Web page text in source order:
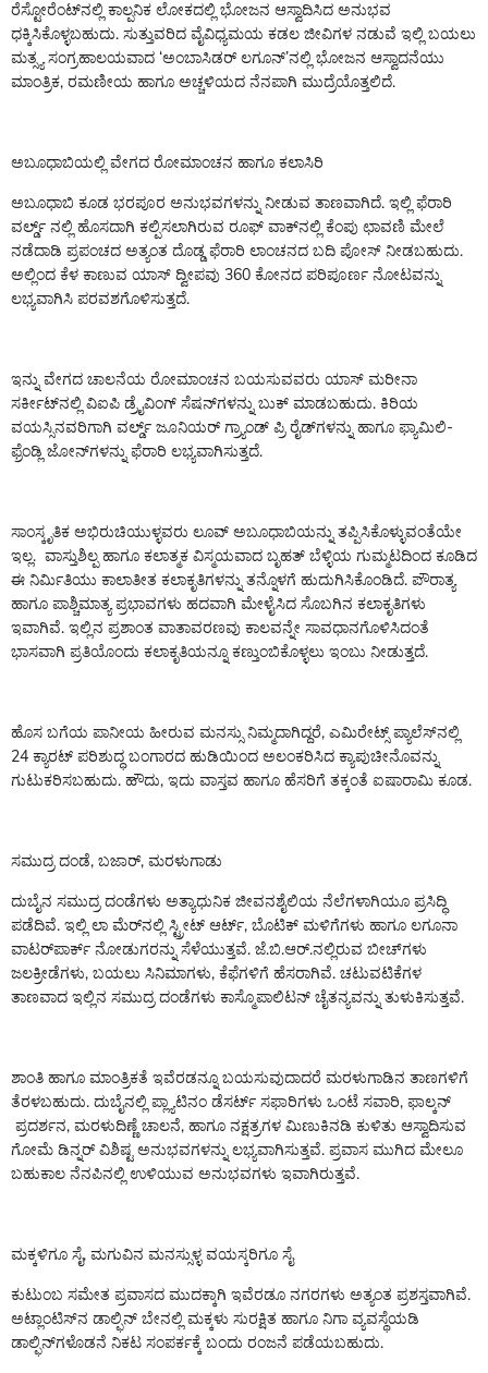
ರೆಸ್ಟೋರೆಂಟ್‌ನಲ್ಲಿ ಕಾಲ್ಪನಿಕ ಲೋಕದಲ್ಲಿ ಭೋಜನ ಆಸ್ವಾದಿಸಿದ ಅನುಭವ
ಧಕ್ಕಿಸಿಕೊಳ್ಳಬಹುದು. ಸುತ್ತುವರಿದ ವೈವಿಧ್ಯಮಯ ಕಡಲ ಜೀವಿಗಳ ನಡುವೆ ಇಲ್ಲಿ ಬಯಲು
ಮತ್ಸ್ಯ ಸಂಗ್ರಹಾಲಯವಾದ ‘ಅಂಬಾಸಿಡರ್ ಲಗೂನ್’ನಲ್ಲಿ ಭೋಜನ ಆಸ್ವಾದನೆಯು
ಮಾಂತ್ರಿಕ, ರಮಣೀಯ ಹಾಗೂ ಅಚ್ಚಳಿಯದ ನೆನಪಾಗಿ ಮುದ್ರೆಯೊತ್ತಲಿದೆ.
ಅಬೂಧಾಬಿಯಲ್ಲಿ ವೇಗದ ರೋಮಾಂಚನ ಹಾಗೂ ಕಲಾಸಿರಿ
ಅಬೂಧಾಬಿ ಕೂಡ ಭರಪೂರ ಅನುಭವಗಳನ್ನು ನೀಡುವ ತಾಣವಾಗಿದೆ. ಇಲ್ಲಿ ಫೆರಾರಿ
ವರ್ಲ್ಡ್ ನಲ್ಲಿ ಹೊಸದಾಗಿ ಕಲ್ಪಿಸಲಾಗಿರುವ ರೂಫ್ ವಾಕ್‌ನಲ್ಲಿ ಕೆಂಪು ಛಾವಣಿ ಮೇಲೆ
ನಡೆದಾಡಿ ಪ್ರಪಂಚದ ಅತ್ಯಂತ ದೊಡ್ಡ ಫೆರಾರಿ ಲಾಂಚನದ ಬದಿ ಪೋಸ್ ನೀಡಬಹುದು.
ಅಲ್ಲಿಂದ ಕೆಳ ಕಾಣುವ ಯಾಸ್ ದ್ವೀಪವು 360 ಕೋನದ ಪರಿಪೂರ್ಣ ನೋಟವನ್ನು
ಲಭ್ಯವಾಗಿಸಿ ಪರವಶಗೊಳಿಸುತ್ತದೆ.
ಇನ್ನು ವೇಗದ ಚಾಲನೆಯ ರೋಮಾಂಚನ ಬಯಸುವವರು ಯಾಸ್ ಮರೀನಾ
ಸರ್ಕೀಟ್‌ನಲ್ಲಿ ವಿಐಪಿ ಡ್ರೈವಿಂಗ್ ಸೆಷನ್‌ಗಳನ್ನು ಬುಕ್ ಮಾಡಬಹುದು. ಕಿರಿಯ
ವಯಸ್ಸಿನವರಿಗಾಗಿ ವರ್ಲ್ಡ್ ಜೂನಿಯರ್ ಗ್ರ್ಯಾಂಡ್ ಪ್ರಿ ರೈಡ್‌ಗಳನ್ನು ಹಾಗೂ ಫ್ಯಾಮಿಲಿ-
ಫ್ರೆಂಡ್ಲಿ ಜೋನ್‌ಗಳನ್ನು ಫೆರಾರಿ ಲಭ್ಯವಾಗಿಸುತ್ತದೆ.
ಸಾಂಸ್ಕೃತಿಕ ಅಭಿರುಚಿಯುಳ್ಳವರು ಲೂವ್ ಅಬೂಧಾಬಿಯನ್ನು ತಪ್ಪಿಸಿಕೊಳ್ಳುವಂತೆಯೇ
ಇಲ್ಲ. ವಾಸ್ತುಶಿಲ್ಪ ಹಾಗೂ ಕಲಾತ್ಮಕ ವಿಸ್ಮಯವಾದ ಬೃಹತ್ ಬೆಳ್ಳಿಯ ಗುಮ್ಮಟದಿಂದ ಕೂಡಿದ
ಈ ನಿರ್ಮಿತಿಯು ಕಾಲಾತೀತ ಕಲಾಕೃತಿಗಳನ್ನು ತನ್ನೊಳಗೆ ಹುದುಗಿಸಿಕೊಂಡಿದೆ. ಪೌರಾತ್ಯ
ಹಾಗೂ ಪಾಶ್ಚಿಮಾತ್ಯ ಪ್ರಭಾವಗಳು ಹದವಾಗಿ ಮೇಳೈಸಿದ ಸೊಬಗಿನ ಕಲಾಕೃತಿಗಳು
ಇವಾಗಿವೆ. ಇಲ್ಲಿನ ಪ್ರಶಾಂತ ವಾತಾವರಣವು ಕಾಲವನ್ನೇ ಸಾವಧಾನಗೊಳಿಸಿದಂತೆ
ಭಾಸವಾಗಿ ಪ್ರತಿಯೊಂದು ಕಲಾಕೃತಿಯನ್ನೂ ಕಣ್ತುಂಬಿಕೊಳ್ಳಲು ಇಂಬು ನೀಡುತ್ತದೆ.
ಹೊಸ ಬಗೆಯ ಪಾನೀಯ ಹೀರುವ ಮನಸ್ಸು ನಿಮ್ಮದಾಗಿದ್ದರೆ, ಎಮಿರೇಟ್ಸ್ ಪ್ಯಾಲೆಸ್‌ನಲ್ಲಿ
24 ಕ್ಯಾರಟ್ ಪರಿಶುದ್ಧ ಬಂಗಾರದ ಹುಡಿಯಿಂದ ಅಲಂಕರಿಸಿದ ಕ್ಯಾಪುಚೀನೊವನ್ನು
ಗುಟುಕರಿಸಬಹುದು. ಹೌದು, ಇದು ವಾಸ್ತವ ಹಾಗೂ ಹೆಸರಿಗೆ ತಕ್ಕಂತೆ ಐಷಾರಾಮಿ ಕೂಡ.
ಸಮುದ್ರ ದಂಡೆ, ಬಜಾರ್, ಮರಳುಗಾಡು
ದುಬೈನ ಸಮುದ್ರ ದಂಡೆಗಳು ಅತ್ಯಾಧುನಿಕ ಜೀವನಶೈಲಿಯ ನೆಲೆಗಳಾಗಿಯೂ ಪ್ರಸಿದ್ಧಿ
ಪಡೆದಿವೆ. ಇಲ್ಲಿ ಲಾ ಮೆರ್‌ನಲ್ಲಿ ಸ್ಟ್ರೀಟ್ ಆರ್ಟ್, ಬೊಟಿಕ್ ಮಳಿಗೆಗಳು ಹಾಗೂ ಲಗೂನಾ
ವಾಟರ್‌ಪಾರ್ಕ್ ನೋಡುಗರನ್ನು ಸೆಳೆಯುತ್ತವೆ. ಜೆ.ಬಿ.ಆರ್.ನಲ್ಲಿರುವ ಬೀಚ್‌ಗಳು
ಜಲಕ್ರೀಡೆಗಳು, ಬಯಲು ಸಿನಿಮಾಗಳು, ಕೆಫೆಗಳಿಗೆ ಹೆಸರಾಗಿವೆ. ಚಟುವಟಿಕೆಗಳ
ತಾಣವಾದ ಇಲ್ಲಿನ ಸಮುದ್ರ ದಂಡೆಗಳು ಕಾಸ್ಮೊಪಾಲಿಟನ್ ಚೈತನ್ಯವನ್ನು ತುಳುಕಿಸುತ್ತವೆ.
ಶಾಂತಿ ಹಾಗೂ ಮಾಂತ್ರಿಕತೆ ಇವೆರಡನ್ನೂ ಬಯಸುವುದಾದರೆ ಮರಳುಗಾಡಿನ ತಾಣಗಳಿಗೆ
ತೆರಳಬಹುದು. ದುಬೈನಲ್ಲಿ ಪ್ಲ್ಯಾಟಿನಂ ಡೆಸರ್ಟ್ ಸಫಾರಿಗಳು ಒಂಟೆ ಸವಾರಿ, ಫಾಲ್ಕನ್
ಪ್ರದರ್ಶನ, ಮರಳುದಿಣ್ಣೆ ಚಾಲನೆ, ಹಾಗೂ ನಕ್ಷತ್ರಗಳ ಮಿಣುಕಿನಡಿ ಕುಳಿತು ಆಸ್ವಾದಿಸುವ
ಗೋಮೆ ಡಿನ್ನರ್ ವಿಶಿಷ್ಟ ಅನುಭವಗಳನ್ನು ಲಭ್ಯವಾಗಿಸುತ್ತವೆ. ಪ್ರವಾಸ ಮುಗಿದ ಮೇಲೂ
ಬಹುಕಾಲ ನೆನಪಿನಲ್ಲಿ ಉಳಿಯುವ ಅನುಭವಗಳು ಇವಾಗಿರುತ್ತವೆ.
ಮಕ್ಕಳಿಗೂ ಸೈ, ಮಗುವಿನ ಮನಸ್ಸುಳ್ಳ ವಯಸ್ಕರಿಗೂ ಸೈ
ಕುಟುಂಬ ಸಮೇತ ಪ್ರವಾಸದ ಮುದಕ್ಕಾಗಿ ಇವೆರಡೂ ನಗರಗಳು ಅತ್ಯಂತ ಪ್ರಶಸ್ತವಾಗಿವೆ.
ಅಟ್ಲಾಂಟಿಸ್‌ನ ಡಾಲ್ಫಿನ್ ಬೇನಲ್ಲಿ ಮಕ್ಕಳು ಸುರಕ್ಷಿತ ಹಾಗೂ ನಿಗಾ ವ್ಯವಸ್ಥೆಯಡಿ
ಡಾಲ್ಫಿನ್‌ಗಳೊಡನೆ ನಿಕಟ ಸಂಪರ್ಕಕ್ಕೆ ಬಂದು ರಂಜನೆ ಪಡೆಯಬಹುದು.